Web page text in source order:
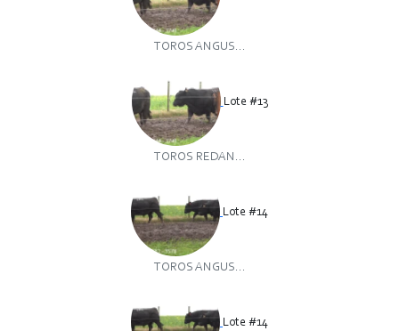
TOROS ANGUS...
Lote #13
TOROS REDAN...
Lote #14
TOROS ANGUS...
Lote #14